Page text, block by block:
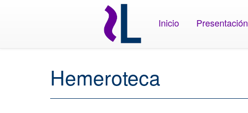
Inicio Presentación
Hemeroteca